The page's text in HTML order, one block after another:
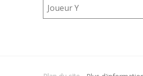
Joueur Y